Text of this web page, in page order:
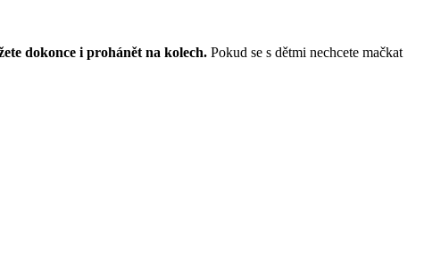
dokonce i prohánět na kolech. Pokud se s dětmi nechcete mačkat